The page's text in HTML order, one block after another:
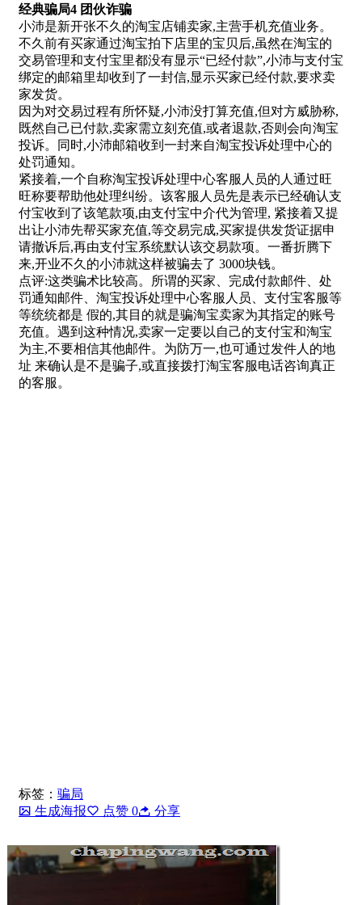
经典骗局4 团伙诈骗
小沛是新开张不久的淘宝店铺卖家,主营手机充值业务。
不久前有买家通过淘宝拍下店里的宝贝后,虽然在淘宝的
交易管理和支付宝里都没有显示“已经付款”,小沛与支付宝
绑定的邮箱里却收到了一封信,显示买家已经付款,要求卖
家发货。
因为对交易过程有所怀疑,小沛没打算充值,但对方威胁称,
既然自己已付款,卖家需立刻充值,或者退款,否则会向淘宝
投诉。同时,小沛邮箱收到一封来自淘宝投诉处理中心的
处罚通知。
紧接着,一个自称淘宝投诉处理中心客服人员的人通过旺
旺称要帮助他处理纠纷。该客服人员先是表示已经确认支
付宝收到了该笔款项,由支付宝中介代为管理, 紧接着又提
出让小沛先帮买家充值,等交易完成,买家提供发货证据申
请撤诉后,再由支付宝系统默认该交易款项。一番折腾下
来,开业不久的小沛就这样被骗去了 3000块钱。
点评:这类骗术比较高。所谓的买家、完成付款邮件、处
罚通知邮件、淘宝投诉处理中心客服人员、支付宝客服等
等统统都是 假的,其目的就是骗淘宝卖家为其指定的账号
充值。遇到这种情况,卖家一定要以自己的支付宝和淘宝
为主,不要相信其他邮件。为防万一,也可通过发件人的地
址 来确认是不是骗子,或直接拨打淘宝客服电话咨询真正
的客服。
标签： 骗局
生成海报
点赞 0 分享